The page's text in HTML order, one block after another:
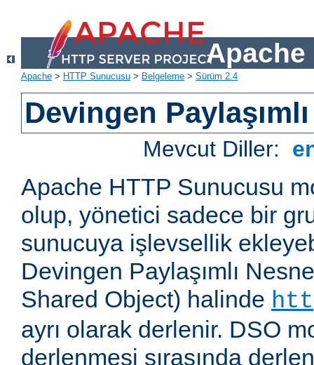
Apache
Apache > HTTP Sunucusu > Belgeleme > Sürüm 2.4
Devingen
Mevcut Diller:
Apache HTTP Sunucusu
olup, yönetici sadece bir
sunucuya işlevsellik
Devingen Paylaşımlı
Shared Object) halinde
ayrı olarak derlenir. DSO
derlenmesi sırasında